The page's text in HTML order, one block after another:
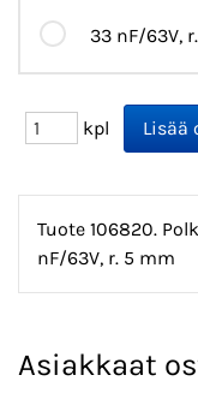
33 nF/63V,
kpl
Tuote 106820.
nF/63V, r. 5 mm
Asiakkaat